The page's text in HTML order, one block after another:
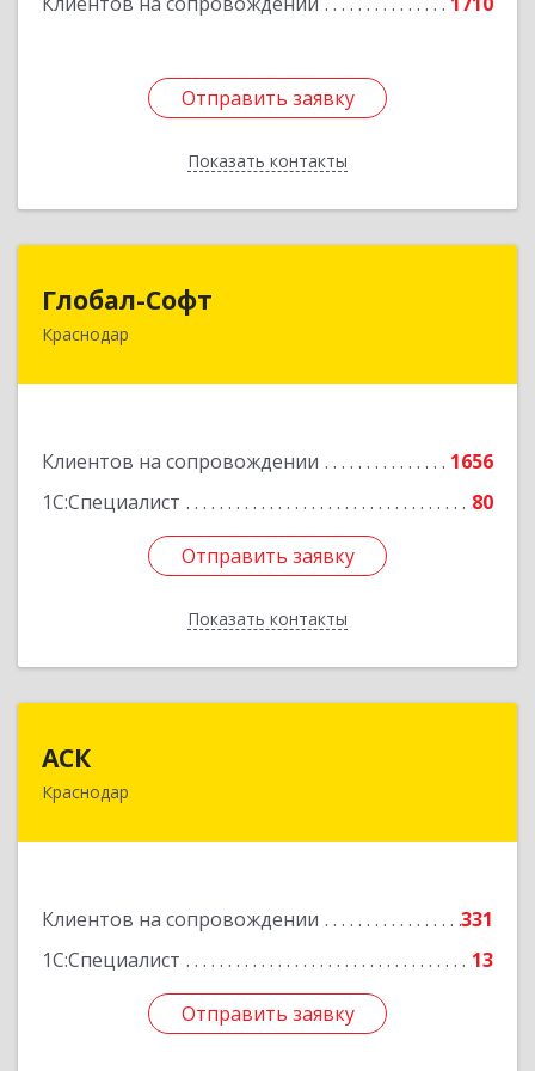
Отправить заявку
Показать контакты
Отправить заявку
Назад
Глобал-Софт
Краснодар
Клиентов на сопровождении
1656
1С:Специалист
80
Отправить заявку
Показать контакты
350018, Краснодарский край, Краснодар г,
Отправить заявку
Назад
АСК
Краснодар
Клиентов на сопровождении
331
1С:Специалист
13
Отправить заявку
350900, Краснодарский край, Краснодар г,
Отправить заявку